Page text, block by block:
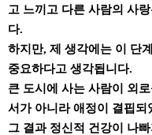
고 느끼고 다른 사람의 사
다.
하지만, 제 생각에는 이 단
중요하다고 생각됩니다.
큰 도시에 사는 사람이 외
서가 아니라 애정이 결핍되
그 결과 정신적 건강이 나